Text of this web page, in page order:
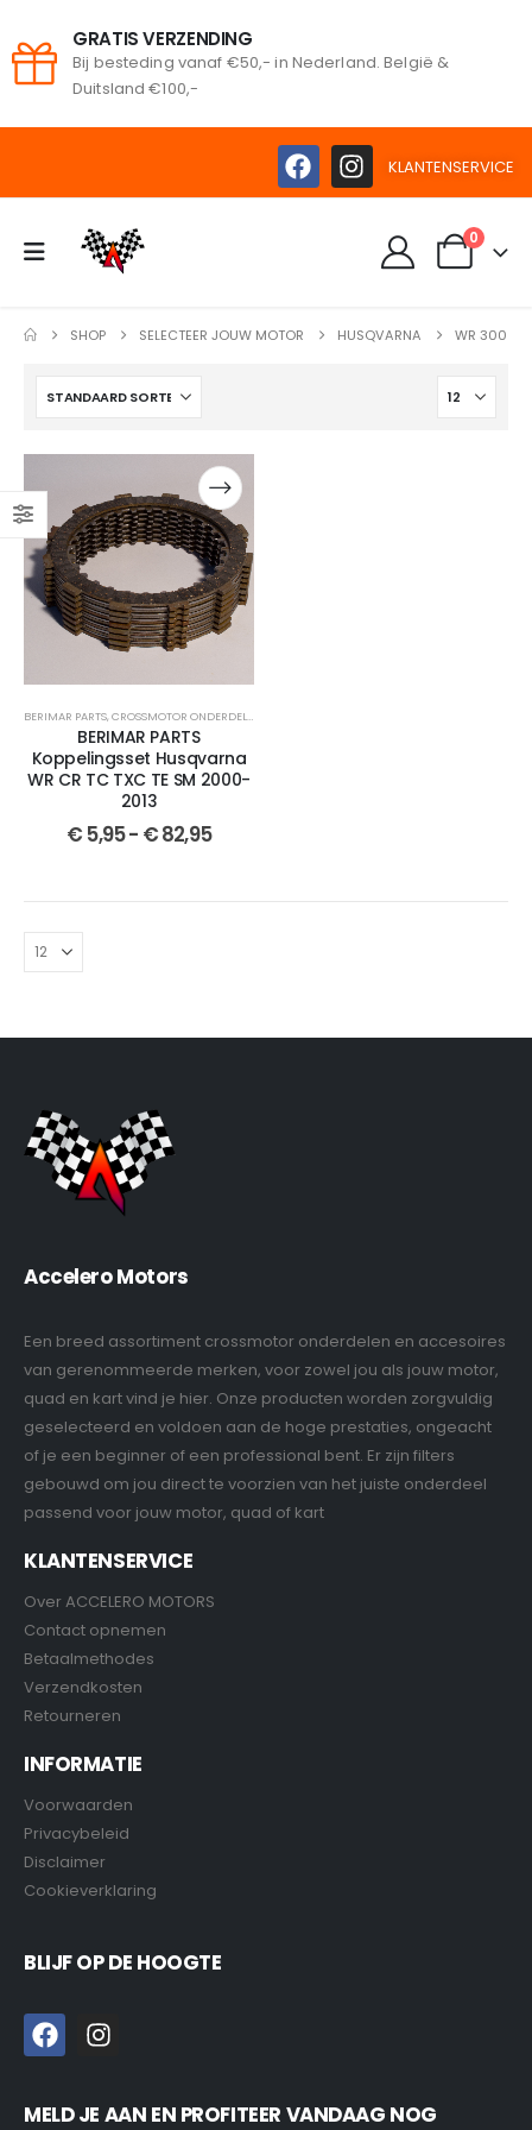
GRATIS VERZENDING
Bij besteding vanaf €50,- in Nederland. België &
Duitsland €100,-
KLANTENSERVICE
0
SHOP SELECTEER JOUW MOTOR HUSQVARNA WR 300
BERIMAR PARTS,CROSSMOTOR ONDERDELEN
BERIMAR PARTS
Koppelingsset Husqvarna
WR CR TC TXC TE SM 2000-
2013
€ 5,95- €82,95
Accelero Motors
Een breed assortiment crossmotor onderdelen en accesoires
van gerenommeerde merken, voor zowel jou als jouw motor,
quad en kart vind je hier. Onze producten worden zorgvuldig
geselecteerd en voldoen aan de hoge prestaties, ongeacht
of je een beginner of een professional bent. Er zijn filters
gebouwd om jou direct te voorzien van het juiste onderdeel
passend voor jouw motor, quad of kart
KLANTENSERVICE
Over ACCELERO MOTORS
Contact opnemen
Betaalmethodes
Verzendkosten
Retourneren
INFORMATIE
Voorwaarden
Privacybeleid
Disclaimer
Cookieverklaring
BLIJF OP DE HOOGTE
MELD JE AAN EN PROFITEER VANDAAG NOG